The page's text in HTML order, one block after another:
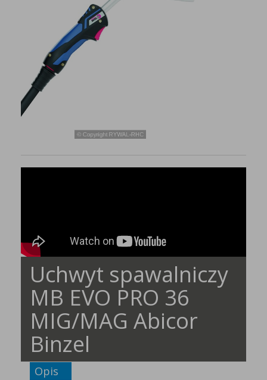
Uchwyt spawalniczy
MB EVO PRO 36
MIG/MAG Abicor
Binzel
Opis